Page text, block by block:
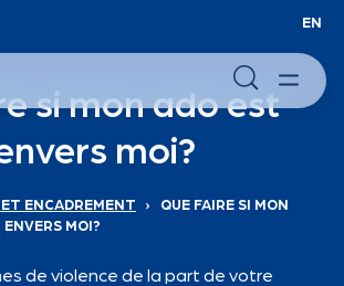
EN
si mon ado est
moi?
ENCADREMENT › QUE FAIRE SI MON
MOI?
de violence de la part de votre